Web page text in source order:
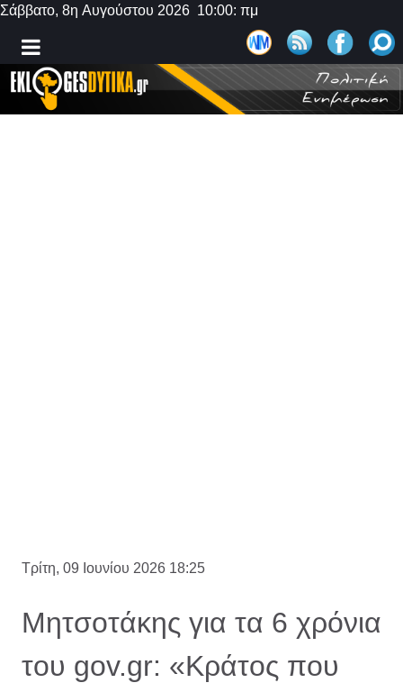
Σάββατο, 8η Αυγούστου 2026 10:00: πμ
Τρίτη, 09 Ιουνίου 2026 18:25
Μητσοτάκης για τα 6 χρόνια
του gov.gr: «Κράτος που